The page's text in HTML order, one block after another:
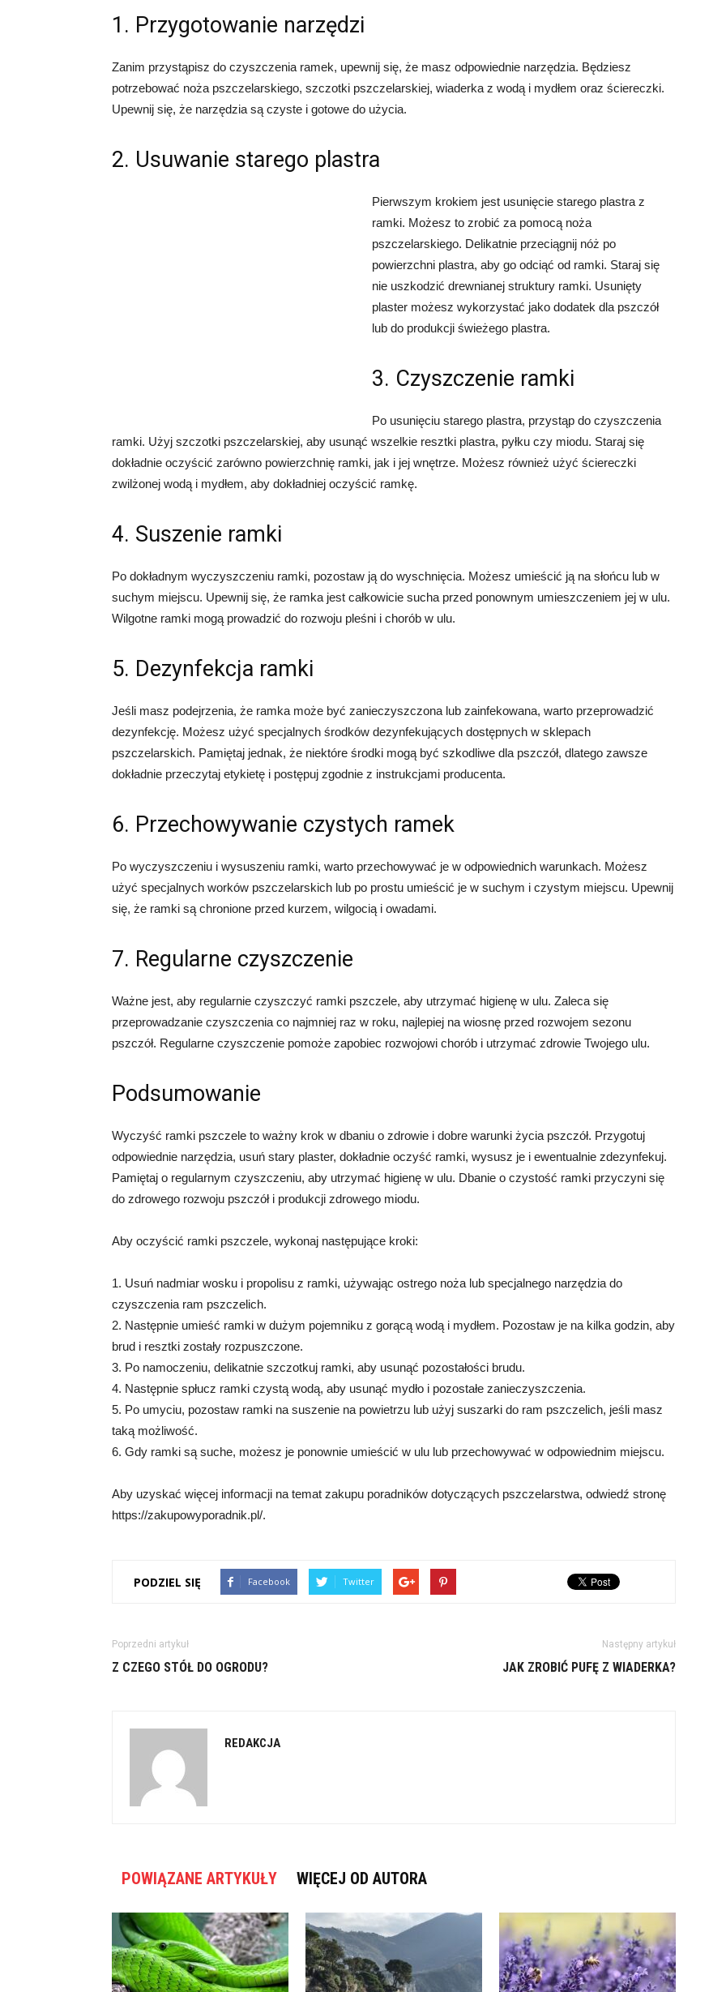
1. Przygotowanie narzędzi
Zanim przystąpisz do czyszczenia ramek, upewnij się, że masz odpowiednie narzędzia. Będziesz
potrzebować noża pszczelarskiego, szczotki pszczelarskiej, wiaderka z wodą i mydłem oraz ściereczki.
Upewnij się, że narzędzia są czyste i gotowe do użycia.
2. Usuwanie starego plastra
Pierwszym krokiem jest usunięcie starego plastra z
ramki. Możesz to zrobić za pomocą noża
pszczelarskiego. Delikatnie przeciągnij nóż po
powierzchni plastra, aby go odciąć od ramki. Staraj się
nie uszkodzić drewnianej struktury ramki. Usunięty
plaster możesz wykorzystać jako dodatek dla pszczół
lub do produkcji świeżego plastra.
3. Czyszczenie ramki
Po usunięciu starego plastra, przystąp do czyszczenia
ramki. Użyj szczotki pszczelarskiej, aby usunąć wszelkie resztki plastra, pyłku czy miodu. Staraj się
dokładnie oczyścić zarówno powierzchnię ramki, jak i jej wnętrze. Możesz również użyć ściereczki
zwilżonej wodą i mydłem, aby dokładniej oczyścić ramkę.
4. Suszenie ramki
Po dokładnym wyczyszczeniu ramki, pozostaw ją do wyschnięcia. Możesz umieścić ją na słońcu lub w
suchym miejscu. Upewnij się, że ramka jest całkowicie sucha przed ponownym umieszczeniem jej w ulu.
Wilgotne ramki mogą prowadzić do rozwoju pleśni i chorób w ulu.
5. Dezynfekcja ramki
Jeśli masz podejrzenia, że ramka może być zanieczyszczona lub zainfekowana, warto przeprowadzić
dezynfekcję. Możesz użyć specjalnych środków dezynfekujących dostępnych w sklepach
pszczelarskich. Pamiętaj jednak, że niektóre środki mogą być szkodliwe dla pszczół, dlatego zawsze
dokładnie przeczytaj etykietę i postępuj zgodnie z instrukcjami producenta.
6. Przechowywanie czystych ramek
Po wyczyszczeniu i wysuszeniu ramki, warto przechowywać je w odpowiednich warunkach. Możesz
użyć specjalnych worków pszczelarskich lub po prostu umieścić je w suchym i czystym miejscu. Upewnij
się, że ramki są chronione przed kurzem, wilgocią i owadami.
7. Regularne czyszczenie
Ważne jest, aby regularnie czyszczyć ramki pszczele, aby utrzymać higienę w ulu. Zaleca się
przeprowadzanie czyszczenia co najmniej raz w roku, najlepiej na wiosnę przed rozwojem sezonu
pszczół. Regularne czyszczenie pomoże zapobiec rozwojowi chorób i utrzymać zdrowie Twojego ulu.
Podsumowanie
Wyczyść ramki pszczele to ważny krok w dbaniu o zdrowie i dobre warunki życia pszczół. Przygotuj
odpowiednie narzędzia, usuń stary plaster, dokładnie oczyść ramki, wysusz je i ewentualnie zdezynfekuj.
Pamiętaj o regularnym czyszczeniu, aby utrzymać higienę w ulu. Dbanie o czystość ramki przyczyni się
do zdrowego rozwoju pszczół i produkcji zdrowego miodu.
Aby oczyścić ramki pszczele, wykonaj następujące kroki:
1. Usuń nadmiar wosku i propolisu z ramki, używając ostrego noża lub specjalnego narzędzia do
czyszczenia ram pszczelich.
2. Następnie umieść ramki w dużym pojemniku z gorącą wodą i mydłem. Pozostaw je na kilka godzin, aby
brud i resztki zostały rozpuszczone.
3. Po namoczeniu, delikatnie szczotkuj ramki, aby usunąć pozostałości brudu.
4. Następnie spłucz ramki czystą wodą, aby usunąć mydło i pozostałe zanieczyszczenia.
5. Po umyciu, pozostaw ramki na suszenie na powietrzu lub użyj suszarki do ram pszczelich, jeśli masz
taką możliwość.
6. Gdy ramki są suche, możesz je ponownie umieścić w ulu lub przechowywać w odpowiednim miejscu.
Aby uzyskać więcej informacji na temat zakupu poradników dotyczących pszczelarstwa, odwiedź stronę
https://zakupowyporadnik.pl/.
PODZIEL SIĘ Facebook Twitter
Poprzedni artykuł
Z CZEGO STÓŁ DO OGRODU?
Następny artykuł
JAK ZROBIĆ PUFĘ Z WIADERKA?
REDAKCJA
POWIĄZANE ARTYKUŁY WIĘCEJ OD AUTORA